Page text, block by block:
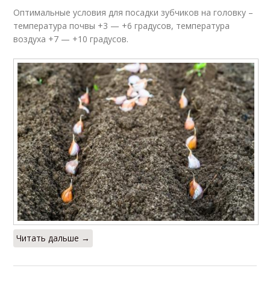
Оптимальные условия для посадки зубчиков на головку –
температура почвы +3 — +6 градусов, температура
воздуха +7 — +10 градусов.
Читать дальше →